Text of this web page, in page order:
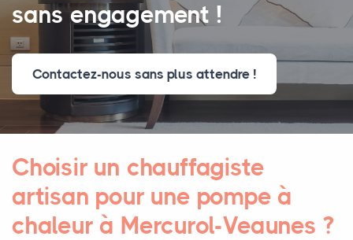
sans engagement !
Contactez-nous sans plus attendre !
Choisir un chauffagiste
artisan pour une pompe à
chaleur à Mercurol-Veaunes ?